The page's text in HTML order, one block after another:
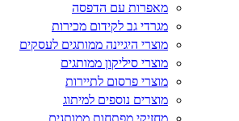
מאפרות עם הדפסה
מגרדי גב לקידום מכירות
מוצרי היגיינה ממותגים לעסקים
מוצרי סיליקון ממותגים
מוצרי פרסום לתיירות
מוצרים נוספים למיתוג